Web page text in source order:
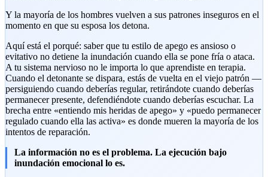
Y la mayoría de los hombres vuelven a sus patrones inseguros en el
momento en que su esposa los detona.
Aquí está el porqué: saber que tu estilo de apego es ansioso o
evitativo no detiene la inundación cuando ella se pone fría o ataca.
A tu sistema nervioso no le importa lo que aprendiste en terapia.
Cuando el detonante se dispara, estás de vuelta en el viejo patrón —
persiguiendo cuando deberías regular, retirándote cuando deberías
permanecer presente, defendiéndote cuando deberías escuchar. La
brecha entre «entiendo mis heridas de apego» y «puedo permanecer
regulado cuando ella las activa» es donde mueren la mayoría de los
intentos de reparación.
La información no es el problema. La ejecución bajo
inundación emocional lo es.